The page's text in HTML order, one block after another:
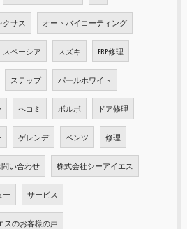
クサス オートバイコーティング
スペーシア スズキ FRP修理
ステップ パールホワイト
ヘコミ ボルボ ドア修理
ゲレンデ ベンツ 修理
問い合わせ 株式会社シーアイエス
ー サービス
スのお客様の声